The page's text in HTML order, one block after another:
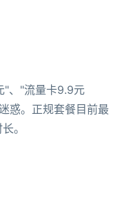
"、"流量卡9.9元
惑。正规套餐目前最
。